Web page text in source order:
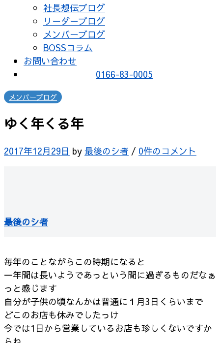
社長想伝ブログ
リーダーブログ
メンバーブログ
BOSSコラム
お問い合わせ
0166-83-0005
メンバーブログ
ゆく年くる年
2017年12月29日 by 最後のシ者 / 0件のコメント
最後のシ者
毎年のことながらこの時期になると
一年間は長いようであっという間に過ぎるものだなぁ
っと感じます
自分が子供の頃なんかは普通に１月3日くらいまで
どこのお店も休みでしたっけ
今では1日から営業しているお店も珍しくないですか